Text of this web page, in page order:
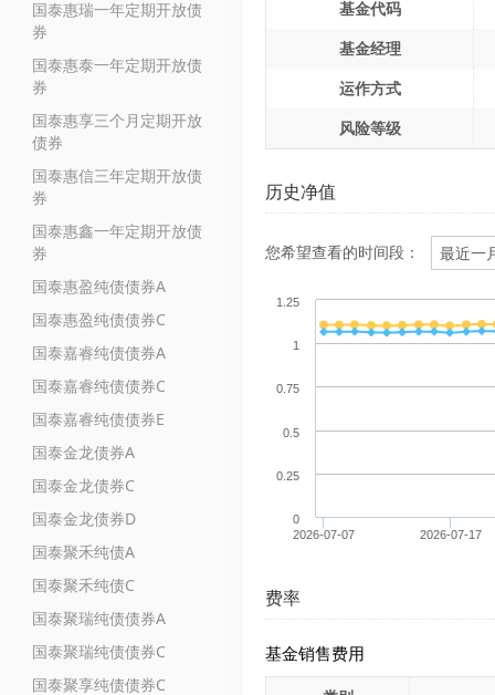
国泰惠瑞一年定期开放债
券
国泰惠泰一年定期开放债
券
国泰惠享三个月定期开放
债券
国泰惠信三年定期开放债
券
国泰惠鑫一年定期开放债
券
国泰惠盈纯债债券A
国泰惠盈纯债债券C
国泰嘉睿纯债债券A
国泰嘉睿纯债债券C
国泰嘉睿纯债债券E
国泰金龙债券A
国泰金龙债券C
国泰金龙债券D
国泰聚禾纯债A
国泰聚禾纯债C
国泰聚瑞纯债债券A
国泰聚瑞纯债债券C
国泰聚享纯债债券C
基金代码
基金经理
运作方式
风险等级
历史净值
您希望查看的时间段：
2026-07-07 2026-07-17
0
0.25
0.5
0.75
1
1.25
费率
基金销售费用